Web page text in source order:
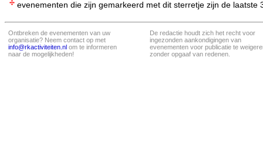
evenementen die zijn gemarkeerd met dit sterretje zijn de laatste
Ontbreken de evenementen van uw
organisatie? Neem contact op met
info@rkactiviteiten.nl om te informeren
naar de mogelijkheden!
De redactie houdt zich het recht voor
ingezonden aankondigingen van
evenementen voor publicatie te
zonder opgaaf van redenen.